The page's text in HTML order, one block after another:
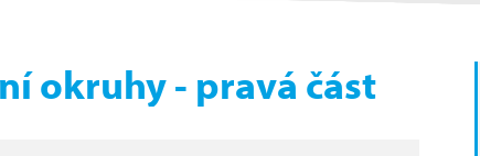
okruhy - pravá část